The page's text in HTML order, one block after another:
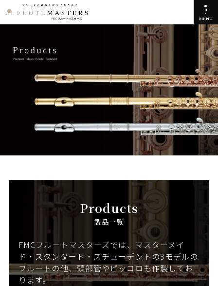
MENU
Products
製品一覧
FMCフルートマスターズでは、マスターメイ
ド・スタンダード・スチューデントの3モデルの
フルートの他、頭部管やピッコロも作製してお
ります。